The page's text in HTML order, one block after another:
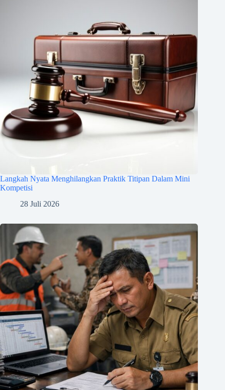
Langkah Nyata Menghilangkan Praktik Titipan Dalam Mini
Kompetisi
28 Juli 2026